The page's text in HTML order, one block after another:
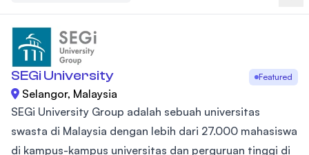
SEGi University Featured
Selangor, Malaysia
SEGi University Group adalah sebuah universitas
swasta di Malaysia dengan lebih dari 27.000 mahasiswa
di kampus-kampus universitas dan perguruan tinggi di